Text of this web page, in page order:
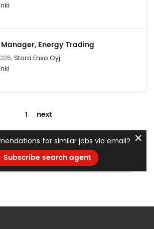
Energy Trading
Stora Enso Oyj
1 next
for similar jobs via email?
Subscribe search agent
✕